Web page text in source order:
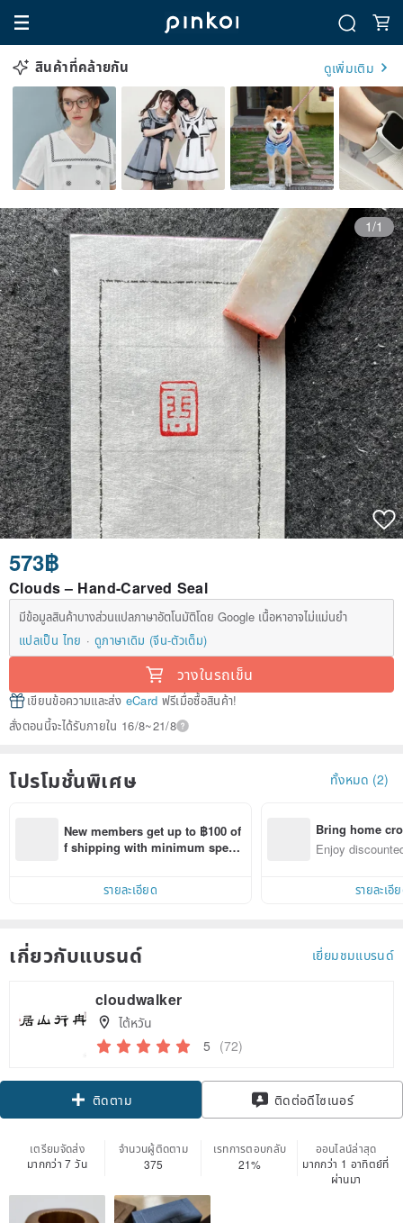
สินค้าที่คล้ายกัน ดูเพิ่มเติม
1/1
573฿
Clouds – Hand-Carved Seal
มีข้อมูลสินค้าบางส่วนแปลภาษาอัตโนมัติโดย Google เนื้อหาอาจไม่แม่นยำ
แปลเป็น ไทย
ดูภาษาเดิม (จีน-ตัวเต็ม)
วางในรถเข็น
เขียนข้อความและส่ง eCard ฟรีเมื่อซื้อสินค้า!
สั่งตอนนี้จะได้รับภายใน 16/8~21/8
โปรโมชั่นพิเศษ ทั้งหมด (2)
New members get up to ฿100 of
f shipping with minimum spen
รายละเอียด
Bring home
n with ease
Enjoy
รายละเอี
เกี่ยวกับแบรนด์ เยี่ยมชมแบรนด์
cloudwalker
ไต้หวัน
5 (72)
ติดตาม ติดต่อดีไซเนอร์
เตรียมจัดส่ง
มากกว่า 7 วัน
จำนวนผู้ติดตาม
375
เรทการตอบกลับ
21%
ออนไลน์ล่าสุด
มากกว่า 1 อาทิตย์ที่
ผ่านมา